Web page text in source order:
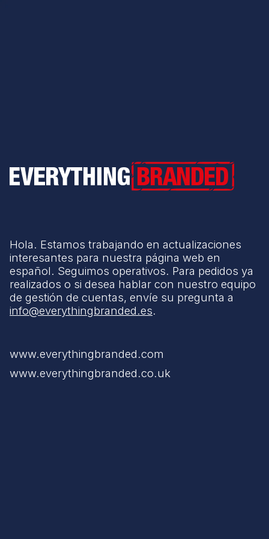
Everything Branded
Hola. Estamos trabajando en actualizaciones
interesantes para nuestra página web en
español. Seguimos operativos. Para pedidos ya
realizados o si desea hablar con nuestro equipo
de gestión de cuentas, envíe su pregunta a
info@everythingbranded.es.
www.everythingbranded.com
www.everythingbranded.co.uk